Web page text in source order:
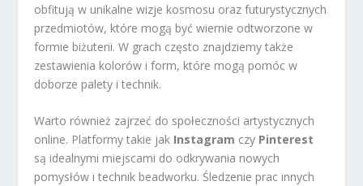
obfitują w unikalne wizje kosmosu oraz futurystycznych
przedmiotów, które mogą być wiernie odtworzone w
formie biżuterii. W grach często znajdziemy także
zestawienia kolorów i form, które mogą pomóc w
doborze palety i technik.
Warto również zajrzeć do społeczności artystycznych
online. Platformy takie jak Instagram czy Pinterest
są idealnymi miejscami do odkrywania nowych
pomysłów i technik beadworku. Śledzenie prac innych